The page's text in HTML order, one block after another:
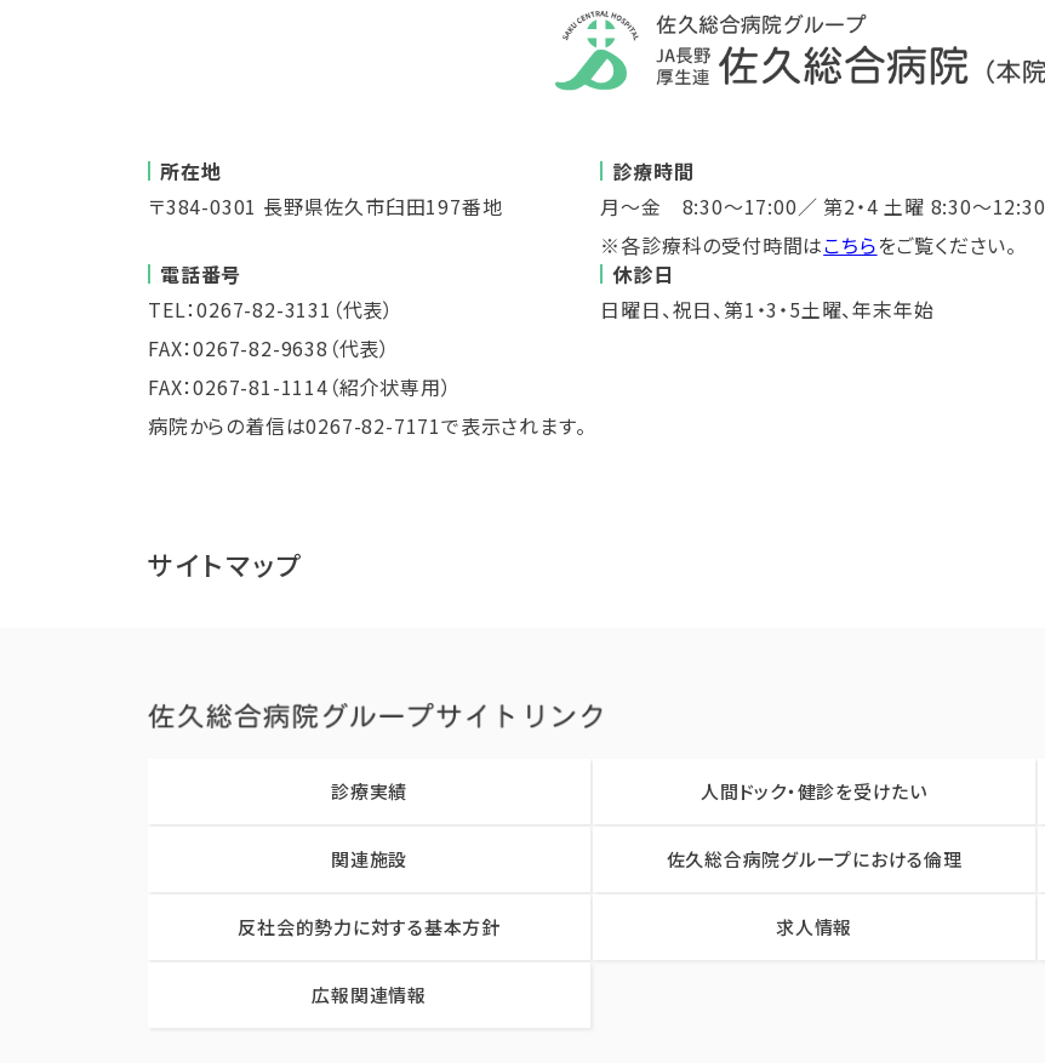
所在地
〒384-0301 長野県佐久市臼田197番地
診療時間
月～金 8:30～17:00／ 第2・4 土曜 8:30～12:30
※各診療科の受付時間はこちらをご覧ください。
電話番号
TEL：0267-82-3131（代表）
FAX：0267-82-9638（代表）
FAX：0267-81-1114（紹介状専用）
病院からの着信は0267-82-7171で表示されます。
休診日
日曜日、祝日、第1・3・5土曜、年末年始
サイトマップ
診療実績 人間ドック・健診を受けたい
関連施設 佐久総合病院グループにおける倫理
反社会的勢力に対する基本方針 求人情報
広報関連情報